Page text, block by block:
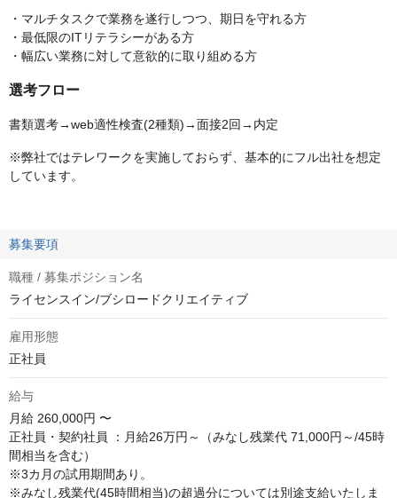
・マルチタスクで業務を遂行しつつ、期日を守れる方
・最低限のITリテラシーがある方
・幅広い業務に対して意欲的に取り組める方
選考フロー
書類選考→web適性検査(2種類)→面接2回→内定
※弊社ではテレワークを実施しておらず、基本的にフル出社を想定
しています。
募集要項
職種 / 募集ポジション名
ライセンスイン/ブシロードクリエイティブ
雇用形態
正社員
給与
月給 260,000円 〜
正社員・契約社員 ：月給26万円～（みなし残業代 71,000円～/45時
間相当を含む）
※3カ月の試用期間あり。
※みなし残業代(45時間相当)の超過分については別途支給いたしま